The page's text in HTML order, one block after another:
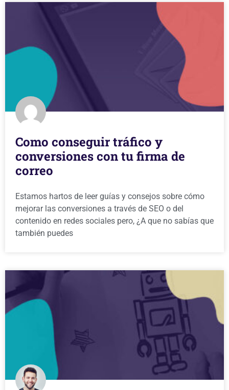
Como conseguir tráfico y
conversiones con tu firma de
correo
Estamos hartos de leer guías y consejos sobre cómo
mejorar las conversiones a través de SEO o del
contenido en redes sociales pero, ¿A que no sabías que
también puedes